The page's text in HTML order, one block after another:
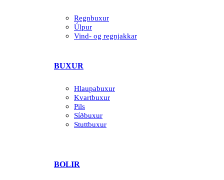
Regnbuxur
Úlpur
Vind- og regnjakkar
BUXUR
Hlaupabuxur
Kvartbuxur
Pils
Síðbuxur
Stuttbuxur
BOLIR